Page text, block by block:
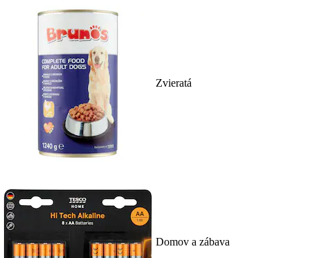
Zvieratá
Domov a zábava